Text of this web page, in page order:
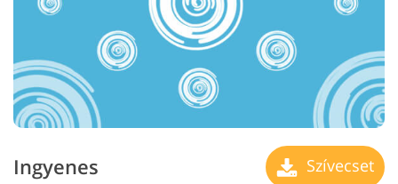
Ingyenes Szívecset